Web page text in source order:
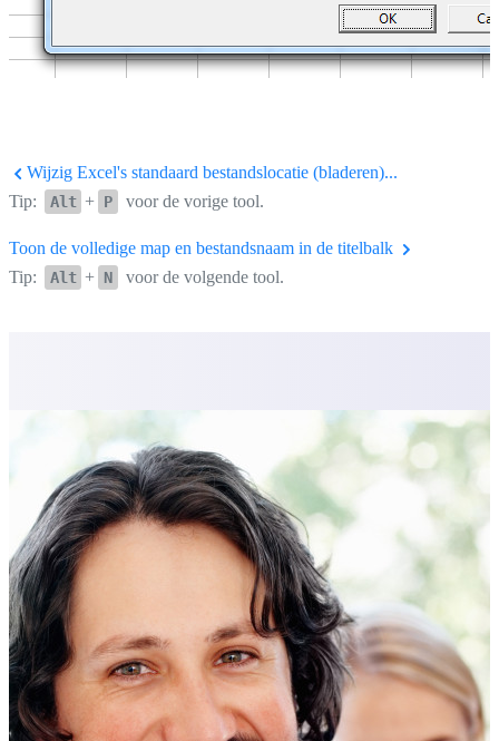
Wijzig Excel's standaard bestandslocatie (bladeren)...
Tip:
Alt + P voor de vorige tool.
Toon de volledige map en bestandsnaam in de titelbalk
Tip:
Alt + N voor de volgende tool.